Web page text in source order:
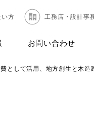
お問い合わせ
い方 工務店・設計事
として活用、地方創生と木造